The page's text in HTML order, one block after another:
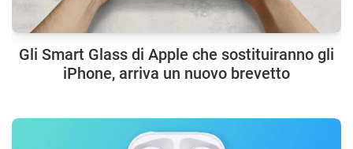
Gli Smart Glass di Apple che sostituiranno gli
iPhone, arriva un nuovo brevetto